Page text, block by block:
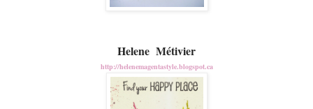
Helene Métivier
http://helenemagentastyle.blogspot.ca